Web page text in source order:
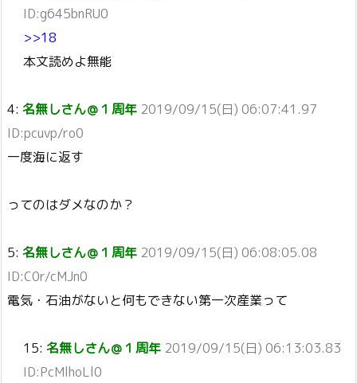
ID:g645bnRU0
>>18
本文読めよ無能
4: 名無しさん＠１周年 2019/09/15(日) 06:07:41.97
ID:pcuvp/ro0
一度海に返す
ってのはダメなのか？
5: 名無しさん＠１周年 2019/09/15(日) 06:08:05.08
ID:C0r/cMJn0
電気・石油がないと何もできない第一次産業って
15: 名無しさん＠１周年 2019/09/15(日) 06:13:03.83
ID:PcMlhoLl0